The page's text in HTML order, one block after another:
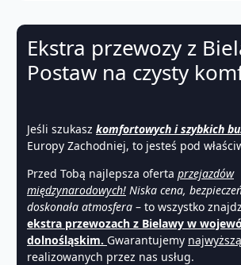
Ekstra przewozy z
Postaw na czysty
Jeśli szukasz komfortowych i szybkich
Europy Zachodniej, to jesteś pod
Przed Tobą najlepsza oferta przejazdów
międzynarodowych! Niska cena,
doskonała atmosfera – to wszystko
ekstra przewozach z Bielawy w
dolnośląskim. Gwarantujemy
realizowanych przez nas usług.